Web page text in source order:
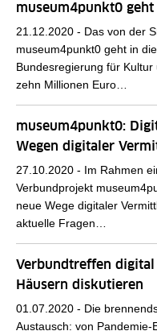
museum4punkt0
21.12.2020 - Das von der
museum4punkt0 geht in
Bundesregierung für
zehn Millionen Euro…
museum4punkt0:
Wegen digitaler
27.10.2020 - Im Rahmen
Verbundprojekt
neue Wege digitaler
aktuelle Fragen…
Verbundtreffen digital
Häusern diskutieren
01.07.2020 - Die
Austausch: von Pandemie-